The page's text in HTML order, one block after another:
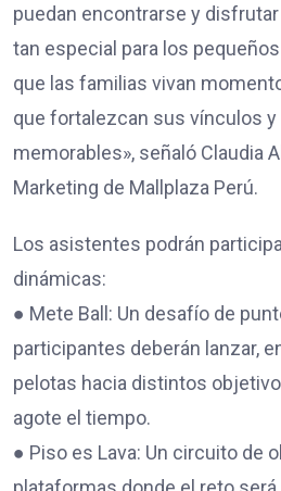
puedan encontrarse y
tan especial para los
que las familias vivan
que fortalezcan sus vínculos
memorables», señaló Claudia
Marketing de Mallplaza Perú.
Los asistentes podrán
dinámicas:
● Mete Ball: Un desafío de
participantes deberán lanzar,
pelotas hacia distintos
agote el tiempo.
● Piso es Lava: Un circuito de